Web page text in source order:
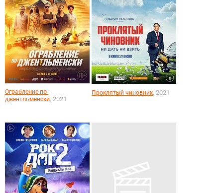
Ограбление по-
джентльменски, 2021
Проклятый чиновник, 2021